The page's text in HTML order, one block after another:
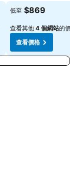
查看價格
低至 $869
查看其他 4 個網站的
查看價格